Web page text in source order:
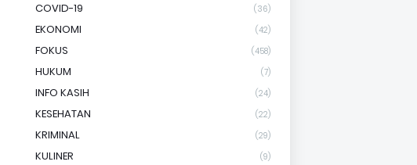
COVID-19 (36)
EKONOMI (42)
FOKUS (458)
HUKUM (7)
INFO KASIH (24)
KESEHATAN (22)
KRIMINAL (29)
KULINER (9)